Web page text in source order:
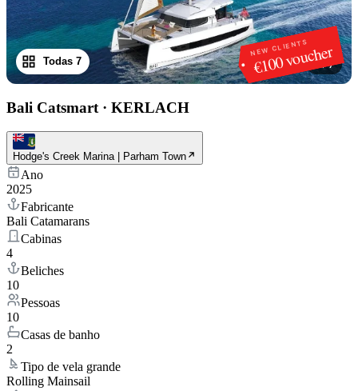
NEW CLIENTS
€100 voucher
1 /7
Todas 7
Bali Catsmart · KERLACH
Hodge's Creek Marina | Parham Town
Ano
2025
Fabricante
Bali Catamarans
Cabinas
4
Beliches
10
Pessoas
10
Casas de banho
2
Tipo de vela grande
Rolling Mainsail